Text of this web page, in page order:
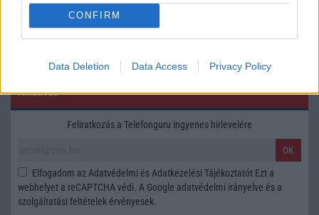
CONFIRM
Data Deletion Data Access Privacy Policy
HÍRLEVÉL
Feliratkozás a Telefonguru ingyenes hírlevelére
OK
Elfogadom azAdatvédelmi és Adatkezelési Tájékoztatót Ezt a
webhelyet a reCAPTCHA védi. A Google adatvédelmi irányelve és a
szolgáltatási feltételek érvényesek.